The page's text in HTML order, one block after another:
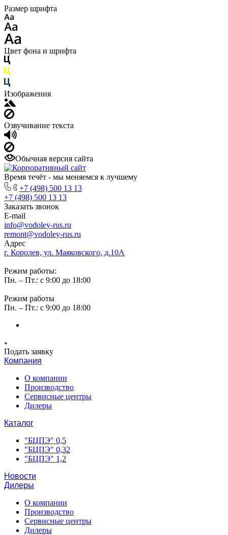
Размер шрифта
Цвет фона и шрифта
Изображения
Озвучивание текста
Обычная версия сайта
Время течёт - мы меняемся к лучшему
+7 (498) 500 13 13
+7 (498) 500 13 13
Заказать звонок
E-mail
info@vodoley-rus.ru
remont@vodoley-rus.ru
Адрес
г. Королев, ул. Маяковского, д.10А
Режим работы:
Пн. – Пт.: с 9:00 до 18:00
Режим работы
Пн. – Пт.: с 9:00 до 18:00
Подать заявку
Компания
О компании
Производство
Сервисные центры
Дилеры
Каталог
"БЦПЭ" 0,5
"БЦПЭ" 0,32
"БЦПЭ" 1,2
Новости
Дилеры
О компании
Производство
Сервисные центры
Дилеры